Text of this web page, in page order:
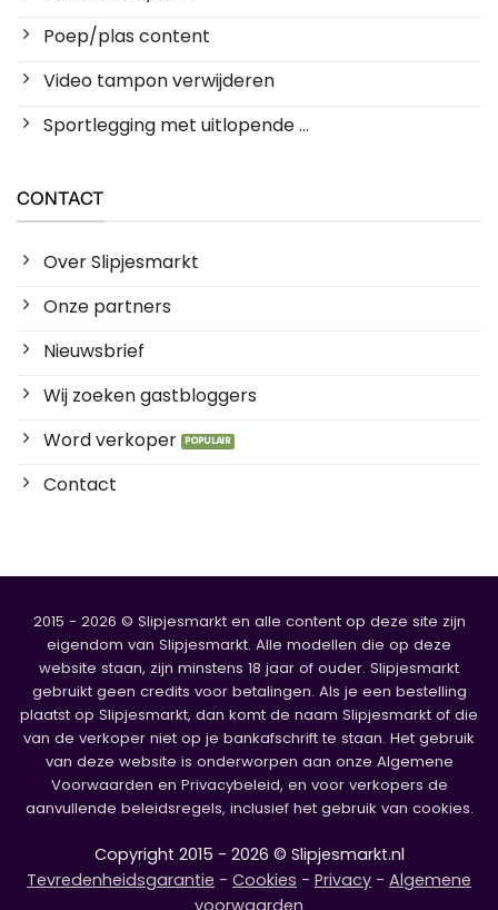
Poep/plas content
Video tampon verwijderen
Sportlegging met uitlopende ...
CONTACT
Over Slipjesmarkt
Onze partners
Nieuwsbrief
Wij zoeken gastbloggers
Word verkoper
Contact
2015 - 2026 © Slipjesmarkt en alle content op deze site zijn
eigendom van Slipjesmarkt. Alle modellen die op deze
website staan, zijn minstens 18 jaar of ouder. Slipjesmarkt
gebruikt geen credits voor betalingen. Als je een bestelling
plaatst op Slipjesmarkt, dan komt de naam Slipjesmarkt of die
van de verkoper niet op je bankafschrift te staan. Het gebruik
van deze website is onderworpen aan onze Algemene
Voorwaarden en Privacybeleid, en voor verkopers de
aanvullende beleidsregels, inclusief het gebruik van cookies.
Copyright 2015 - 2026 © Slipjesmarkt.nl
Tevredenheidsgarantie - Cookies - Privacy - Algemene
voorwaarden